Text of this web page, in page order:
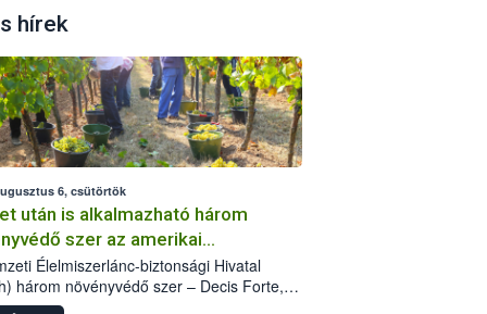
hírek
6, csütörtök
után is alkalmazható három
szer az amerikai
ellen
Élelmiszerlánc-biztonsági Hivatal
három növényvédő szer – Decis Forte,
24 EW, Oroganic – engedélyokiratát